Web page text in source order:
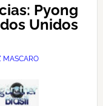
Pyong
Unidos
MASCARO